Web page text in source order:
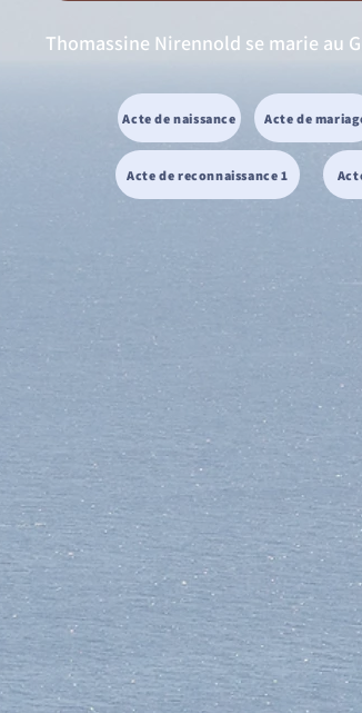
Thomassine Nirennold se marie au
Acte de naissance Acte de
Acte de reconnaissance 1